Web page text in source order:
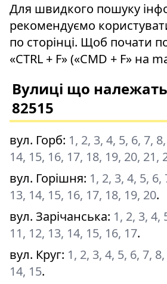
Для швидкого пошуку
рекомендуємо
по сторінці. Щоб почати
«CTRL + F» («CMD + F» на
Вулиці що
82515
вул. Горб: 1, 2, 3, 4, 5, 6, 7,
14, 15, 16, 17, 18, 19, 20, 21,
вул. Горішня: 1, 2, 3, 4, 5, 6,
13, 14, 15, 16, 17, 18, 19, 20.
вул. Зарічанська: 1, 2, 3, 4,
11, 12, 13, 14, 15, 16, 17.
вул. Круг: 1, 2, 3, 4, 5, 6, 7,
14, 15.